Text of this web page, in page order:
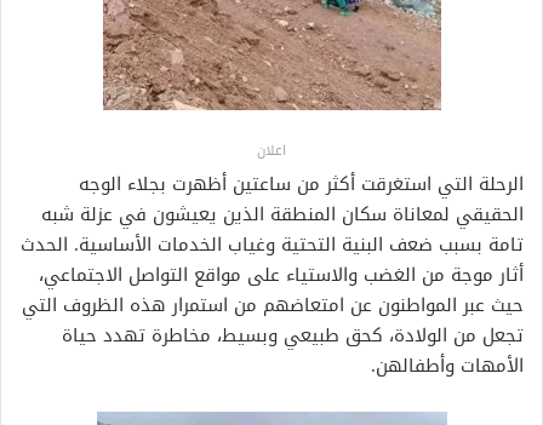
اعلان
الرحلة التي استغرقت أكثر من ساعتين أظهرت بجلاء الوجه
الحقيقي لمعاناة سكان المنطقة الذين يعيشون في عزلة شبه
تامة بسبب ضعف البنية التحتية وغياب الخدمات الأساسية. الحدث
أثار موجة من الغضب والاستياء على مواقع التواصل الاجتماعي،
حيث عبر المواطنون عن امتعاضهم من استمرار هذه الظروف التي
تجعل من الولادة، كحق طبيعي وبسيط، مخاطرة تهدد حياة
الأمهات وأطفالهن.